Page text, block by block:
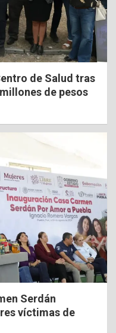
de Salud tras
de pesos
Serdán
víctimas de